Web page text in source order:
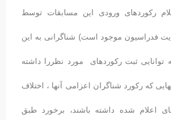
ورودی این مسابقات توسط
موجود است) شناگرانی به این
ثبت رکوردهای مورد نظررا داشته
شناگران اعزامی آنها ، اختلاف
شده داشته باشند، برخورد طبق